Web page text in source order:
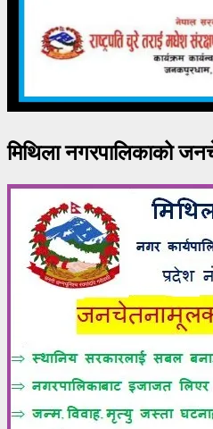
मिथिला नगरपालिकाको